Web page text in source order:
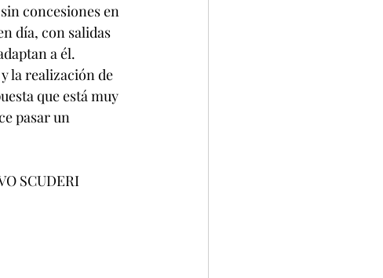
concesiones en
día, con salidas
a él.
la realización de
que está muy
pasar un
GUSTAVO SCUDERI